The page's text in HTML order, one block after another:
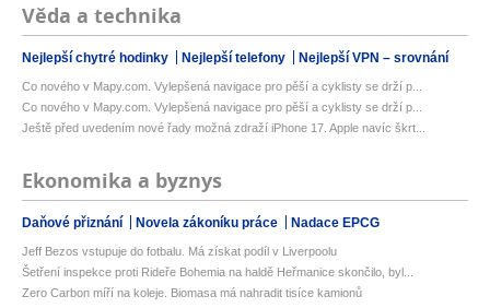
Věda a technika
Nejlepší chytré hodinky Nejlepší telefony Nejlepší VPN – srovnání
Co nového v Mapy.com. Vylepšená navigace pro pěší a cyklisty se drží p...
Co nového v Mapy.com. Vylepšená navigace pro pěší a cyklisty se drží p...
Ještě před uvedením nové řady možná zdraží iPhone 17. Apple navíc škrt...
Ekonomika a byznys
Daňové přiznání Novela zákoníku práce Nadace EPCG
Jeff Bezos vstupuje do fotbalu. Má získat podíl v Liverpoolu
Šetření inspekce proti Rideře Bohemia na haldě Heřmanice skončilo, byl...
Zero Carbon míří na koleje. Biomasa má nahradit tisíce kamionů